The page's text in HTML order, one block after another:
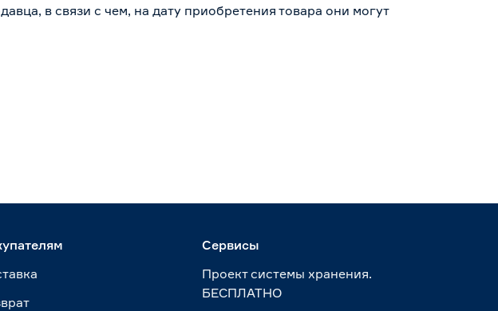
в связи с чем, на дату приобретения товара они могут
Сервисы
Проект системы хранения.
БЕСПЛАТНО